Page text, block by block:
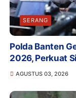
SERANG
Polda Banten
2026, Perkuat
AGUSTUS 03, 2026